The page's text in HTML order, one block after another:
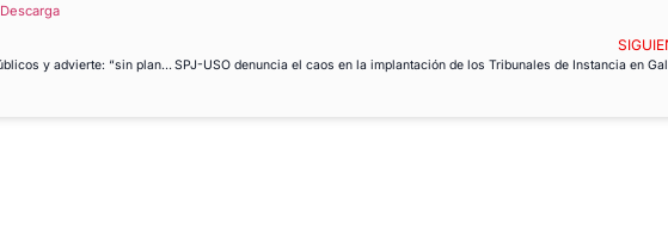
Descarga
FAC-USO se suma al Día Internacional de los Servicios Públicos y advierte: “sin plantillas suficientes no hay derechos garantizados”